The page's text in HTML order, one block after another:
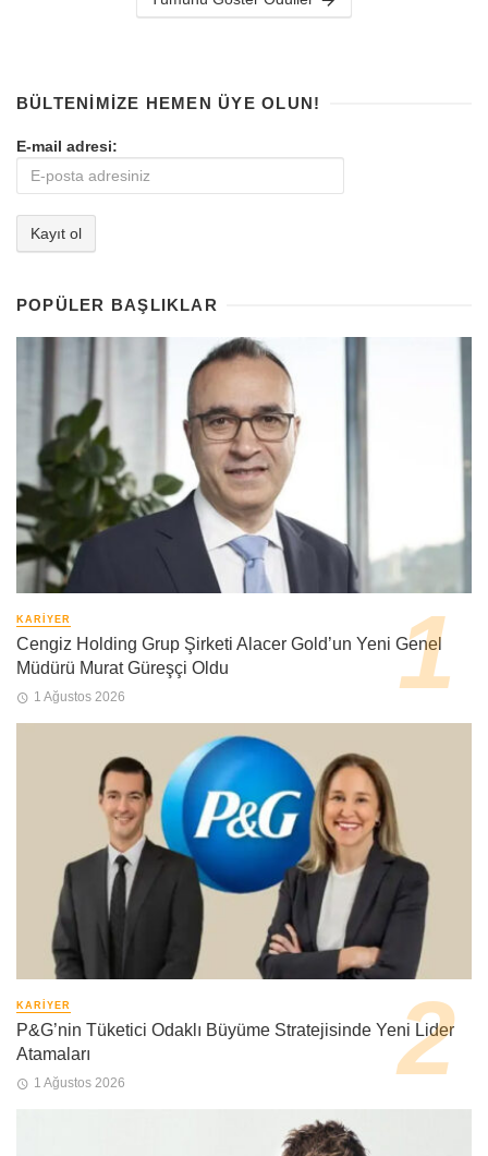
BÜLTENIMIZE HEMEN ÜYE OLUN!
E-mail adresi:
POPÜLER BAŞLIKLAR
KARIYER
Cengiz Holding Grup Şirketi Alacer Gold’un Yeni Genel
Müdürü Murat Güreşçi Oldu
1 Ağustos 2026
KARIYER
P&G’nin Tüketici Odaklı Büyüme Stratejisinde Yeni Lider
Atamaları
1 Ağustos 2026